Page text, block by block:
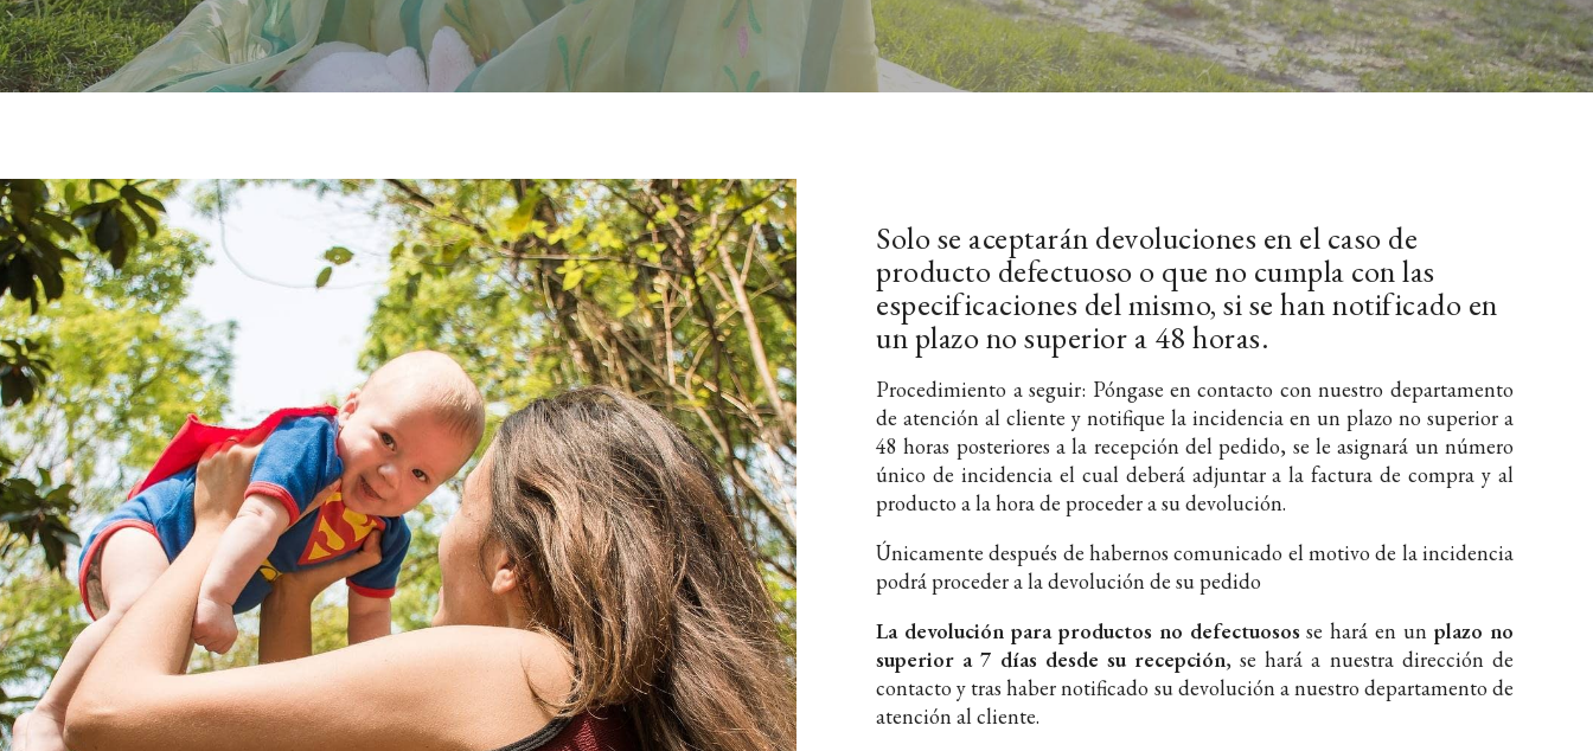
Solo se aceptarán devoluciones en el caso de
producto defectuoso o que no cumpla con las
especificaciones del mismo, si se han notificado en
un plazo no superior a 48 horas.
Procedimiento a seguir: Póngase en contacto con nuestro departamento
de atención al cliente y notifique la incidencia en un plazo no superior a
48 horas posteriores a la recepción del pedido, se le asignará un número
único de incidencia el cual deberá adjuntar a la factura de compra y al
producto a la hora de proceder a su devolución.
Únicamente después de habernos comunicado el motivo de la incidencia
podrá proceder a la devolución de su pedido
La devolución para productos no defectuososse hará en un plazo no
superior a 7 días desde su recepción, se hará a nuestra dirección de
contacto y tras haber notificado su devolución a nuestro departamento de
atención al cliente.